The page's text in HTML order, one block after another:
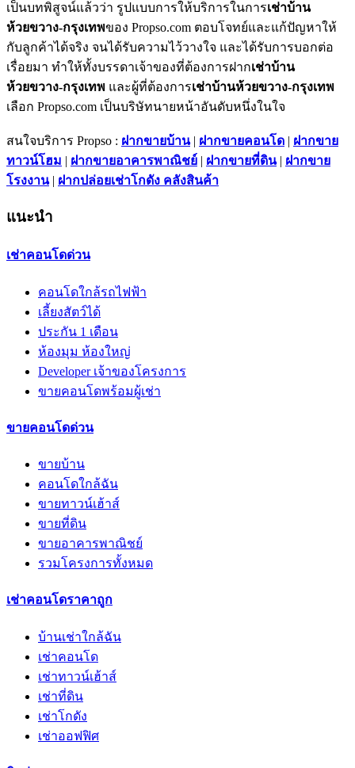
เป็นบทพิสูจน์แล้วว่า รูปแบบการให้บริการในการเช่าบ้าน
ห้วยขวาง-กรุงเทพของ Propso.com ตอบโจทย์และแก้ปัญหาให้
กับลูกค้าได้จริง จนได้รับความไว้วางใจ และได้รับการบอกต่อ
เรื่อยมา ทำให้ทั้งบรรดาเจ้าของที่ต้องการฝากเช่าบ้าน
ห้วยขวาง-กรุงเทพ และผู้ที่ต้องการเช่าบ้านห้วยขวาง-กรุงเทพ
เลือก Propso.com เป็นบริษัทนายหน้าอันดับหนึ่งในใจ
สนใจบริการ Propso : ฝากขายบ้าน| ฝากขายคอนโด | ฝากขาย
ทาวน์โฮม | ฝากขายอาคารพาณิชย์ | ฝากขายที่ดิน| ฝากขาย
โรงงาน| ฝากปล่อยเช่าโกดัง คลังสินค้า
แนะนำ
เช่าคอนโดด่วน
คอนโดใกล้รถไฟฟ้า
เลี้ยงสัตว์ได้
ประกัน 1 เดือน
ห้องมุม ห้องใหญ่
Developer เจ้าของโครงการ
ขายคอนโดพร้อมผู้เช่า
ขายคอนโดด่วน
ขายบ้าน
คอนโดใกล้ฉัน
ขายทาวน์เฮ้าส์
ขายที่ดิน
ขายอาคารพาณิชย์
รวมโครงการทั้งหมด
เช่าคอนโดราคาถูก
บ้านเช่าใกล้ฉัน
เช่าคอนโด
เช่าทาวน์เฮ้าส์
เช่าที่ดิน
เช่าโกดัง
เช่าออฟฟิศ